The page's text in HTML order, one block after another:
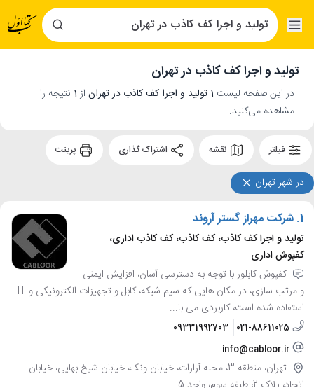
تولید و اجرا کف کاذب در تهران
در این صفحه لیست 1 تولید و اجرا کف کاذب در تهران از 1 نتیجه را
مشاهده می‌کنید.
فیلتر نقشه
در شهر تهران
1. شرکت مهراز گستر آروند
تولید و اجرا کف کاذب، کف کاذب، کف کاذب اداری،
کفپوش اداری
کفپوش کابلور با توجه به دسترسی آسان، افزایش ایمنی
و مرتب سازی، در مکان هایی که سیم شبکه، کابل و تجهیزات الکترونیکی و IT
استفاده شده است، کاربردی می با...
021-88611025
09331992703
info@cabloor.ir
تهران، منطقه 3، محله آرارات، خیابان ونک، خیابان شیخ بهایی، خیابان